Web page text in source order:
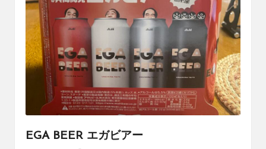
EGA BEER エガビアー